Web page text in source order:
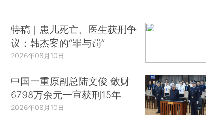
特稿｜患儿死亡、医生获刑争
议：韩杰案的“罪与罚”
2026年08月10日
中国一重原副总陆文俊 敛财
6798万余元一审获刑15年
2026年08月10日